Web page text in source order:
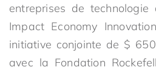
entreprises de
Impact Economy
initiative conjointe de $
avec la Fondation